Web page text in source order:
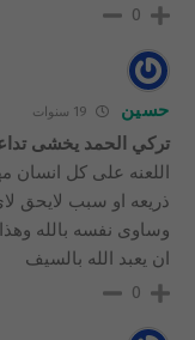
0
حسين
تركي الحمد يخشى
اللعنه على كل انسان
ذريعه او سبب لايحق
وساوى نفسه بالله وهذا
ان يعبد الله بالسيف
0